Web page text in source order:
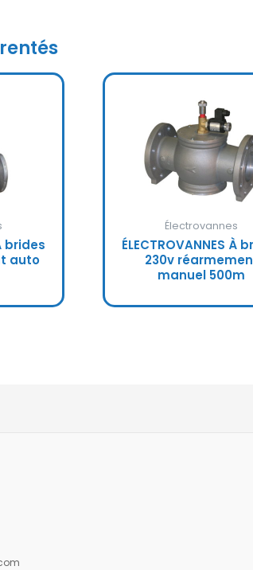
brides
auto
Électrovannes
ÉLECTROVANNES À
230v
manuel 500m